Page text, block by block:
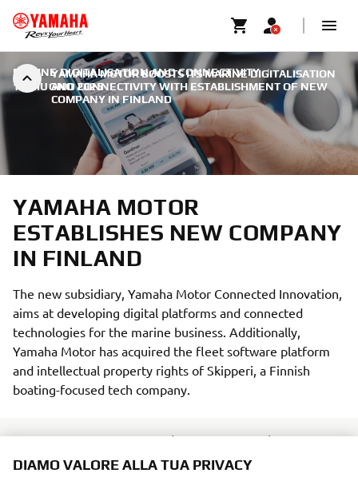
YAMAHA MOTOR BOOSTS ITS MARINE DIGITALISATION
AND CONNECTIVITY WITH ESTABLISHMENT OF NEW
COMPANY IN FINLAND
MARINE DIGITALISATION AND CONNECTIVITY |
11 GIUGNO 2025
YAMAHA MOTOR
ESTABLISHES NEW COMPANY
IN FINLAND
The new subsidiary, Yamaha Motor Connected Innovation,
aims at developing digital platforms and connected
technologies for the marine business. Additionally,
Yamaha Motor has acquired the fleet software platform
and intellectual property rights of Skipperi, a Finnish
boating-focused tech company.
Yamaha Motor Europe N.V. (hereafter “YME”) has
established a new company, Yamaha Motor Connected
DIAMO VALORE ALLA TUA PRIVACY